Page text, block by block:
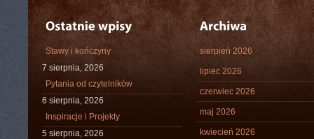
Stawy i kończyny
7 sierpnia, 2026
Pytania od czytelników
6 sierpnia, 2026
Inspiracje i Projekty
5 sierpnia, 2026
sierpień 2026
lipiec 2026
czerwiec 2026
maj 2026
kwiecień 2026